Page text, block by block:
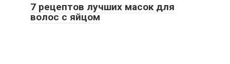
7 рецептов лучших масок для
волос с яйцом